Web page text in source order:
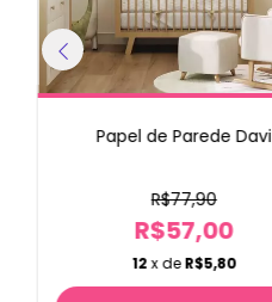
Papel de Parede Davi
R$77,90
R$57,00
12x deR$5,80